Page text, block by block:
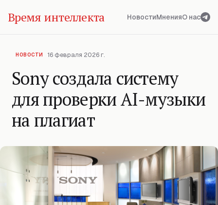
Время интеллекта НовостиМненияО нас
НОВОСТИ 16 февраля 2026 г.
Sony создала систему
для проверки AI-музыки
на плагиат